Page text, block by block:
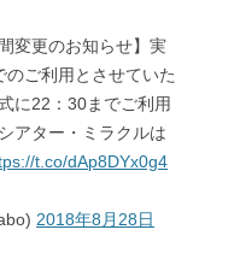
変更のお知らせ】実
ご利用とさせていた
に22：30までご利用
アター・ミラクルは
t.co/dAp8DYx0g4
2018年8月28日